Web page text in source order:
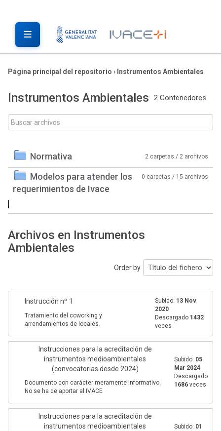
Página principal del repositorio › Instrumentos Ambientales
Instrumentos Ambientales 2 Contenedores
Normativa 2 carpetas / 2 archivos
Modelos para atender los
requerimientos de Ivace
0 carpetas / 15 archivos
Archivos en Instrumentos
Ambientales
Order by
Instrucción nº 1
Tratamiento del coworking y
arrendamientos de locales.
Subido: 13 Nov
2020
Descargado 1432
veces
Instrucciones para la acreditación de
instrumentos medioambientales
(convocatorias desde 2024)
Documento con carácter meramente informativo.
No se ha de aportar al IVACE
Subido: 05
Mar 2024
Descargado
1686 veces
Instrucciones para la acreditación de
instrumentos medioambientales
Subido: 01